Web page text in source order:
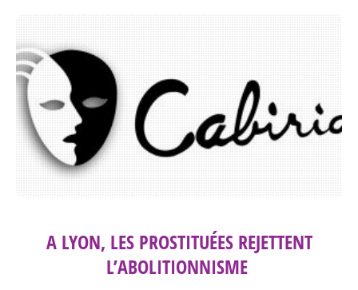
A LYON, LES PROSTITUÉES REJETTENT
L’ABOLITIONNISME ‎